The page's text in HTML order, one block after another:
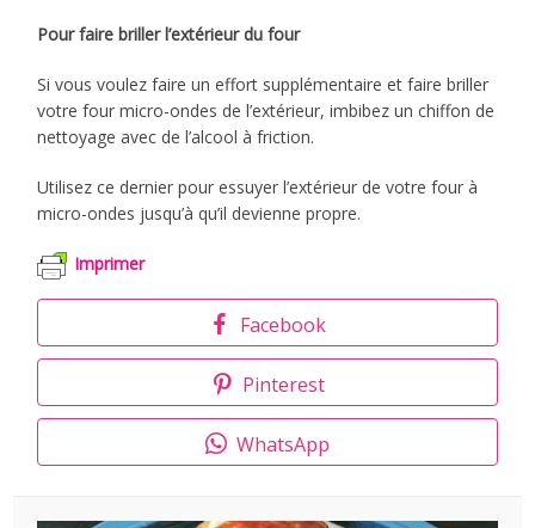
Pour faire briller l’extérieur du four
Si vous voulez faire un effort supplémentaire et faire briller
votre four micro-ondes de l’extérieur, imbibez un chiffon de
nettoyage avec de l’alcool à friction.
Utilisez ce dernier pour essuyer l’extérieur de votre four à
micro-ondes jusqu’à qu’il devienne propre.
Imprimer
Facebook
Pinterest
WhatsApp